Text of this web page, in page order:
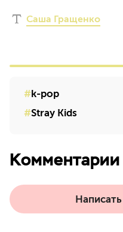
Саша Гращенко
k-pop
Stray Kids
Комментарии